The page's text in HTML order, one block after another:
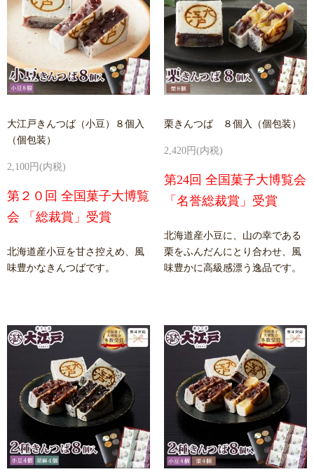
大江戸きんつば（小豆）８個入
（個包装）
2,100円(内税)
第２０回 全国菓子大博覧
会 「総裁賞」受賞
北海道産小豆を甘さ控えめ、風
味豊かなきんつばです。
栗きんつば ８個入（個包装）
2,420円(内税)
第24回 全国菓子大博覧会
「名誉総裁賞」受賞
北海道産小豆に、山の幸である
栗をふんだんにとり合わせ、風
味豊かに高級感漂う逸品です。